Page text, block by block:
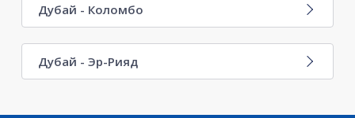
Дубай - Коломбо
Дубай - Эр-Рияд